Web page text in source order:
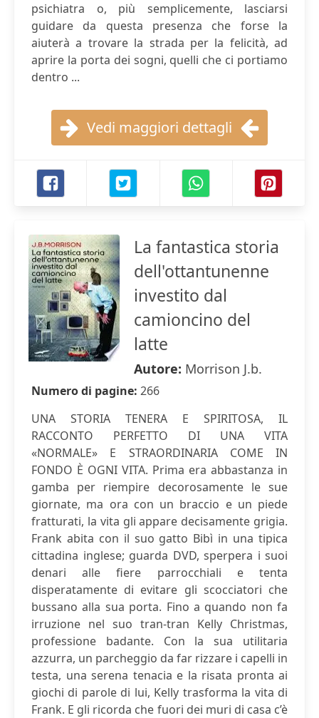
psichiatra o, più semplicemente, lasciarsi
guidare da questa presenza che forse la
aiuterà a trovare la strada per la felicità, ad
aprire la porta dei sogni, quelli che ci portiamo
dentro ...
Vedi maggiori dettagli
La fantastica storia
dell'ottantunenne
investito dal
camioncino del
latte
Autore: Morrison J.b.
Numero di pagine: 266
UNA STORIA TENERA E SPIRITOSA, IL
RACCONTO PERFETTO DI UNA VITA
«NORMALE» E STRAORDINARIA COME IN
FONDO È OGNI VITA. Prima era abbastanza in
gamba per riempire decorosamente le sue
giornate, ma ora con un braccio e un piede
fratturati, la vita gli appare decisamente grigia.
Frank abita con il suo gatto Bibì in una tipica
cittadina inglese; guarda DVD, sperpera i suoi
denari alle fiere parrocchiali e tenta
disperatamente di evitare gli scocciatori che
bussano alla sua porta. Fino a quando non fa
irruzione nel suo tran-tran Kelly Christmas,
professione badante. Con la sua utilitaria
azzurra, un parcheggio da far rizzare i capelli in
testa, una serena tenacia e la risata pronta ai
giochi di parole di lui, Kelly trasforma la vita di
Frank. E gli ricorda che fuori dei muri di casa c’è